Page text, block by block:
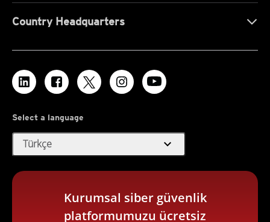
Country Headquarters
Select a language
Türkçe expand_more
Kurumsal siber güvenlik
platformumuzu ücretsiz